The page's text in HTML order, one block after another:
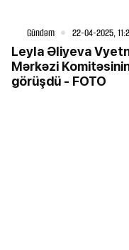
Gündəm 22-04-2025,
Leyla Əliyeva
Mərkəzi
görüşdü - FOTO